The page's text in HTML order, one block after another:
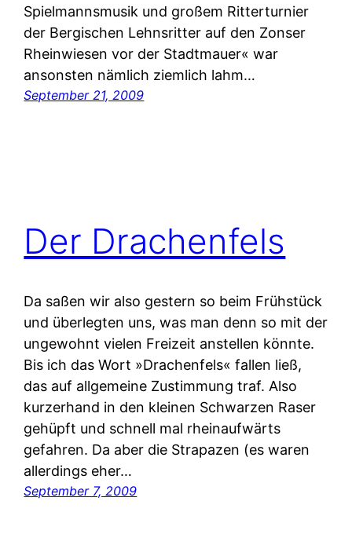
Spielmannsmusik und großem Ritterturnier
der Bergischen Lehnsritter auf den Zonser
Rheinwiesen vor der Stadtmauer« war
ansonsten nämlich ziemlich lahm…
September 21, 2009
Der Drachenfels
Da saßen wir also gestern so beim Frühstück
und überlegten uns, was man denn so mit der
ungewohnt vielen Freizeit anstellen könnte.
Bis ich das Wort »Drachenfels« fallen ließ,
das auf allgemeine Zustimmung traf. Also
kurzerhand in den kleinen Schwarzen Raser
gehüpft und schnell mal rheinaufwärts
gefahren. Da aber die Strapazen (es waren
allerdings eher…
September 7, 2009